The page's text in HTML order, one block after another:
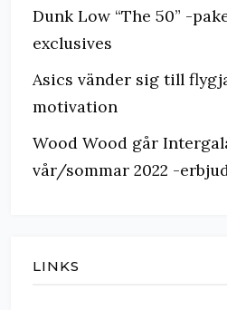
Dunk Low “The 50” -
exclusives
Asics vänder sig till
motivation
Wood Wood går
vår/sommar 2022 -
LINKS